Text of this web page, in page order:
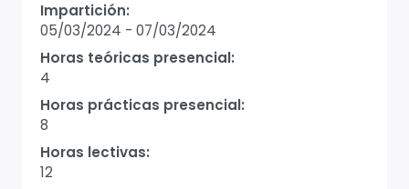
Impartición:
05/03/2024 - 07/03/2024
Horas teóricas presencial:
4
Horas prácticas presencial:
8
Horas lectivas:
12